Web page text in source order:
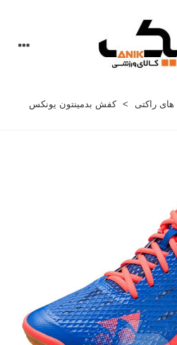
راکتی > کفش بدمینتون یونکس